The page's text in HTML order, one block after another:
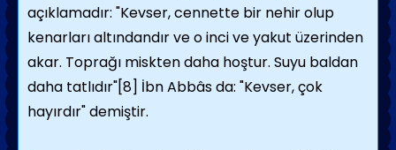
açıklamadır: "Kevser, cennette bir nehir olup
kenarları altındandır ve o inci ve yakut üzerinden
akar. Toprağı miskten daha hoştur. Suyu baldan
daha tatlıdır"[8] İbn Abbâs da: "Kevser, çok
hayırdır" demiştir.